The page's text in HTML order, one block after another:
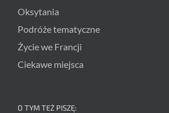
Oksytania
Podróże tematyczne
Życie we Francji
Ciekawe miejsca
O TYM TEŻ PISZĘ: